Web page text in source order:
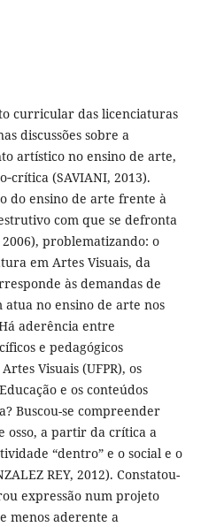
curricular das licenciaturas
discussões sobre a
artístico no ensino de arte,
(SAVIANI, 2013).
do ensino de arte frente à
com que se defronta
2006), problematizando: o
em Artes Visuais, da
às demandas de
no ensino de arte nos
aderência entre
e pedagógicos
Visuais (UFPR), os
e os conteúdos
Buscou-se compreender
osso, a partir da crítica a
“dentro” e o social e o
REY, 2012). Constatou-
expressão num projeto
menos aderente a